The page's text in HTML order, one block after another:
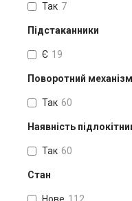
Так 7
Підстаканники
Є 19
Поворотний механізм
Так 60
Наявність
Так 60
Стан